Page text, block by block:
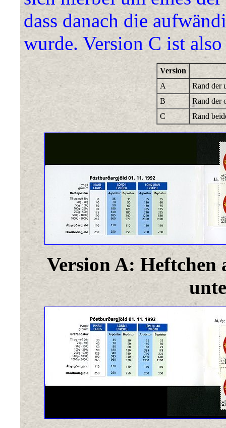
dass danach die
wurde. Version C ist
Version
A
Rand der
B
Rand der
C
Rand
Version A: Heftchen